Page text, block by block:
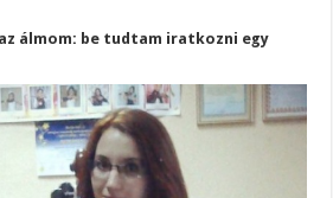
álmom: be tudtam iratkozni egy